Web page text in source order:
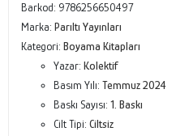
Barkod: 9786256650497
Marka: Parıltı Yayınları
Kategori: Boyama Kitapları
Yazar: Kolektif
Basım Yılı: Temmuz 2024
Baskı Sayısı: 1. Baskı
Cilt Tipi: Ciltsiz